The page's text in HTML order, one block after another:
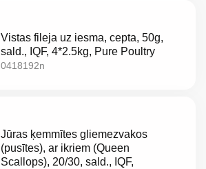
Vistas fileja uz iesma, cepta, 50g,
sald., IQF, 4*2.5kg, Pure Poultry
0418192n
Jūras ķemmītes gliemezvakos
(pusītes), ar ikriem (Queen
Scallops), 20/30, sald., IQF,